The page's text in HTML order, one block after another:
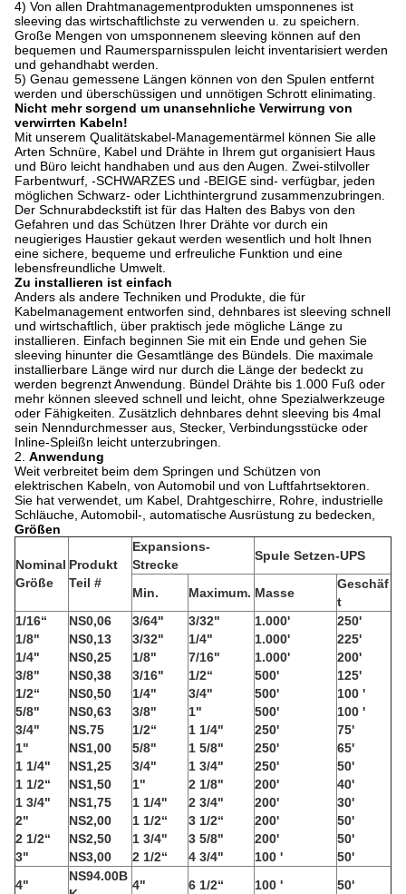
4) Von allen Drahtmanagementprodukten umsponnenes ist
sleeving das wirtschaftlichste zu verwenden u. zu speichern.
Große Mengen von umsponnenem sleeving können auf den
bequemen und Raumersparnisspulen leicht inventarisiert werden
und gehandhabt werden.
5) Genau gemessene Längen können von den Spulen entfernt
werden und überschüssigen und unnötigen Schrott elinimating.
Nicht mehr sorgend um unansehnliche Verwirrung von
verwirrten Kabeln!
Mit unserem Qualitätskabel-Managementärmel können Sie alle
Arten Schnüre, Kabel und Drähte in Ihrem gut organisiert Haus
und Büro leicht handhaben und aus den Augen. Zwei-stilvoller
Farbentwurf, -SCHWARZES und -BEIGE sind- verfügbar, jeden
möglichen Schwarz- oder Lichthintergrund zusammenzubringen.
Der Schnurabdeckstift ist für das Halten des Babys von den
Gefahren und das Schützen Ihrer Drähte vor durch ein
neugieriges Haustier gekaut werden wesentlich und holt Ihnen
eine sichere, bequeme und erfreuliche Funktion und eine
lebensfreundliche Umwelt.
Zu installieren ist einfach
Anders als andere Techniken und Produkte, die für
Kabelmanagement entworfen sind, dehnbares ist sleeving schnell
und wirtschaftlich, über praktisch jede mögliche Länge zu
installieren. Einfach beginnen Sie mit ein Ende und gehen Sie
sleeving hinunter die Gesamtlänge des Bündels. Die maximale
installierbare Länge wird nur durch die Länge der bedeckt zu
werden begrenzt Anwendung. Bündel Drähte bis 1.000 Fuß oder
mehr können sleeved schnell und leicht, ohne Spezialwerkzeuge
oder Fähigkeiten. Zusätzlich dehnbares dehnt sleeving bis 4mal
sein Nenndurchmesser aus, Stecker, Verbindungsstücke oder
Inline-Spleißn leicht unterzubringen.
2. Anwendung
Weit verbreitet beim dem Springen und Schützen von
elektrischen Kabeln, von Automobil und von Luftfahrtsektoren.
Sie hat verwendet, um Kabel, Drahtgeschirre, Rohre, industrielle
Schläuche, Automobil-, automatische Ausrüstung zu bedecken,
Größen
Nominal
Größe
Produkt
Teil #
Expansions-
Strecke
Spule Setzen-UPS
Min. Maximum. Masse
Geschäf
t
1/16“
1/8"
1/4"
3/8"
1/2“
5/8"
3/4"
1"
1 1/4"
1 1/2“
1 3/4"
2"
2 1/2“
3"
NS0,06
NS0,13
NS0,25
NS0,38
NS0,50
NS0,63
NS.75
NS1,00
NS1,25
NS1,50
NS1,75
NS2,00
NS2,50
NS3,00
3/64"
3/32"
1/8"
3/16"
1/4"
3/8"
1/2“
5/8"
3/4"
1"
1 1/4"
1 1/2“
1 3/4"
2 1/2“
3/32"
1/4"
7/16"
1/2“
3/4"
1"
1 1/4"
1 5/8"
1 3/4"
2 1/8"
2 3/4"
3 1/2“
3 5/8"
4 3/4"
1.000'
1.000'
1.000'
500'
500'
500'
250'
250'
250'
200'
200'
200'
200'
100 '
250'
225'
200'
125'
100 '
100 '
75'
65'
50'
40'
30'
50'
50'
50'
4"
NS94.00B
4" 6 1/2“ 100 ' 50'